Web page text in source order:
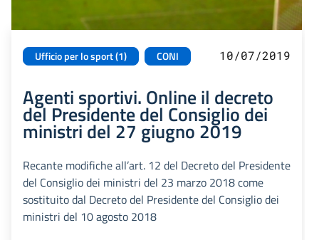
Ufficio per lo sport (1) CONI 10/07/2019
Agenti sportivi. Online il decreto
del Presidente del Consiglio dei
ministri del 27 giugno 2019
Recante modifiche all’art. 12 del Decreto del Presidente
del Consiglio dei ministri del 23 marzo 2018 come
sostituito dal Decreto del Presidente del Consiglio dei
ministri del 10 agosto 2018